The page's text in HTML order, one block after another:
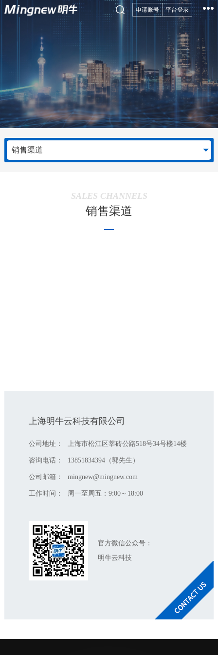
申请账号 平台登录
销售渠道
SALES CHANNELS
销售渠道
上海明牛云科技有限公司
公司地址： 上海市松江区莘砖公路518号34号楼14楼
咨询电话： 13851834394（郭先生）
公司邮箱： mingnew@mingnew.com
工作时间： 周一至周五：9:00～18:00
官方微信公众号：
明牛云科技